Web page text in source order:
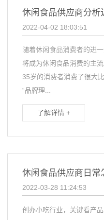
休闲食品供应商分
2022-04-02 18:03:51
随着休闲食品消费者的进
将成为休闲食品消费的主
35岁的消费者消费了很大
“品牌理...
了解详情 +
休闲食品供应商日常
2022-03-28 11:24:53
创办小吃行业，关键看产